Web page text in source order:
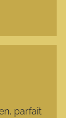
parfait